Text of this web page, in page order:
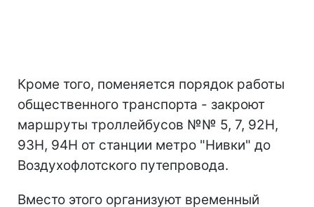
Кроме того, поменяется порядок работы
общественного транспорта - закроют
маршруты троллейбусов №№ 5, 7, 92Н,
93Н, 94Н от станции метро "Нивки" до
Воздухофлотского путепровода.
Вместо этого организуют временный